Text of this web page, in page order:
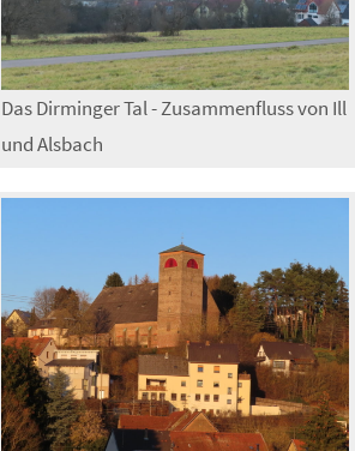
Das Dirminger Tal - Zusammenfluss von Ill
und Alsbach